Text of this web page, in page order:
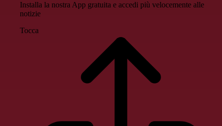
Installa la nostra App gratuita e accedi più velocemente alle
notizie
Tocca